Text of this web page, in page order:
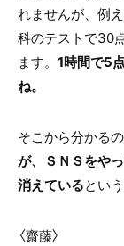
れませんが、例
科のテストで30
ます。 1時間で5
ね。
そこから分かるの
が、ＳＮＳをや
消えているとい
〈齋藤〉